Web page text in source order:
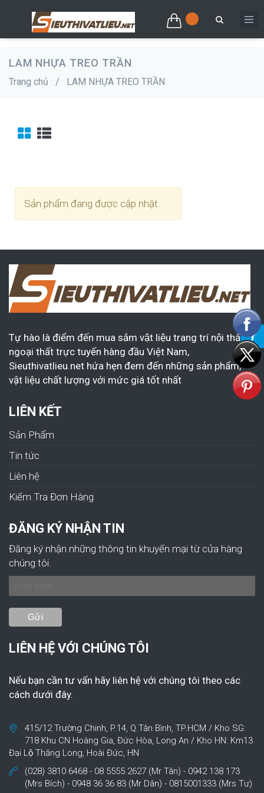
LAM NHỰA TREO TRẦN
Trang chủ / LAM NHỰA TREO TRẦN
Sản phẩm đang được cập nhật.
Tự hào là điểm đến mua sắm vật liệu trang trí nội thất &
ngoại thất trực tuyến hàng đầu Việt Nam,
Sieuthivatlieu.net hứa hẹn đem đến những sản phẩm,
vật liệu chất lượng với mức giá tốt nhất
LIÊN KẾT
Sản Phẩm
Tin tức
Liên hệ
Kiếm Tra Đơn Hàng
ĐĂNG KÝ NHẬN TIN
Đăng ký nhận những thông tin khuyến mại từ cửa hàng
chúng tôi.
LIÊN HỆ VỚI CHÚNG TÔI
Nếu bạn cần tư vấn hãy liên hệ với chúng tôi theo các
cách dưới đây.
415/12 Trường Chinh, P.14, Q.Tân Bình, TP.HCM / Kho SG:
718 Khu CN Hoàng Gia, Đức Hòa, Long An / Kho HN: Km13
Đại Lộ Thăng Long, Hoài Đức, HN
(028) 3810 6468 - 08 5555 2627 (Mr Tân) - 0942 138 173
(Mrs Bích) - 0948 36 36 83 (Mr Dân) - 0815001333 (Mrs Tư)